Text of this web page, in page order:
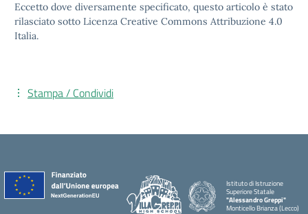
Eccetto dove diversamente specificato, questo articolo è stato
rilasciato sotto Licenza Creative Commons Attribuzione 4.0
Italia.
Stampa / Condividi
Istituto di Istruzione
Superiore Statale
"Alessandro Greppi"
Monticello Brianza (Lecco)